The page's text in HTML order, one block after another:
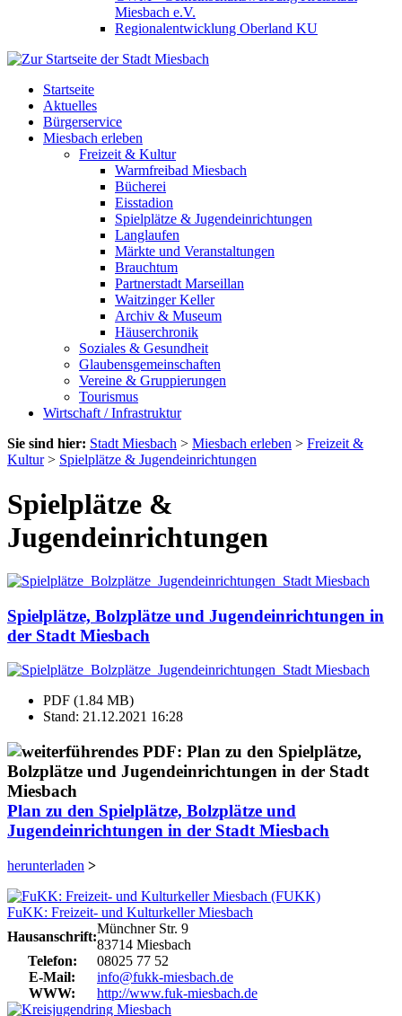
Miesbach e.V.
Regionalentwicklung Oberland KU
Startseite
Aktuelles
Bürgerservice
Miesbach erleben
Freizeit & Kultur
Warmfreibad Miesbach
Bücherei
Eisstadion
Spielplätze & Jugendeinrichtungen
Langlaufen
Märkte und Veranstaltungen
Brauchtum
Partnerstadt Marseillan
Waitzinger Keller
Archiv & Museum
Häuserchronik
Soziales & Gesundheit
Glaubensgemeinschaften
Vereine & Gruppierungen
Tourismus
Wirtschaft / Infrastruktur
Sie sind hier: Stadt Miesbach > Miesbach erleben > Freizeit &
Kultur> Spielplätze & Jugendeinrichtungen
Spielplätze &
Jugendeinrichtungen
Spielplätze, Bolzplätze und Jugendeinrichtungen in
der Stadt Miesbach
PDF (1.84 MB)
Stand: 21.12.2021 16:28
Plan zu den Spielplätze, Bolzplätze und
Jugendeinrichtungen in der Stadt Miesbach
herunterladen >
FuKK: Freizeit- und Kulturkeller Miesbach
Hausanschrift:
Münchner Str. 9
83714 Miesbach
Telefon:
08025 77 52
E-Mail:
info@fukk-miesbach.de
WWW:
http://www.fuk-miesbach.de